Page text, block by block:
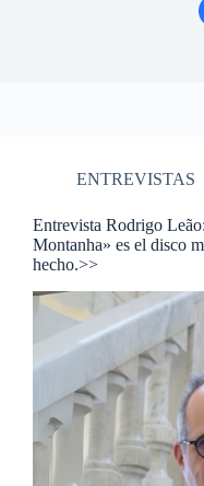
ENTREVISTAS
Entrevista Rodrigo
Montanha» es el disco
hecho.>>